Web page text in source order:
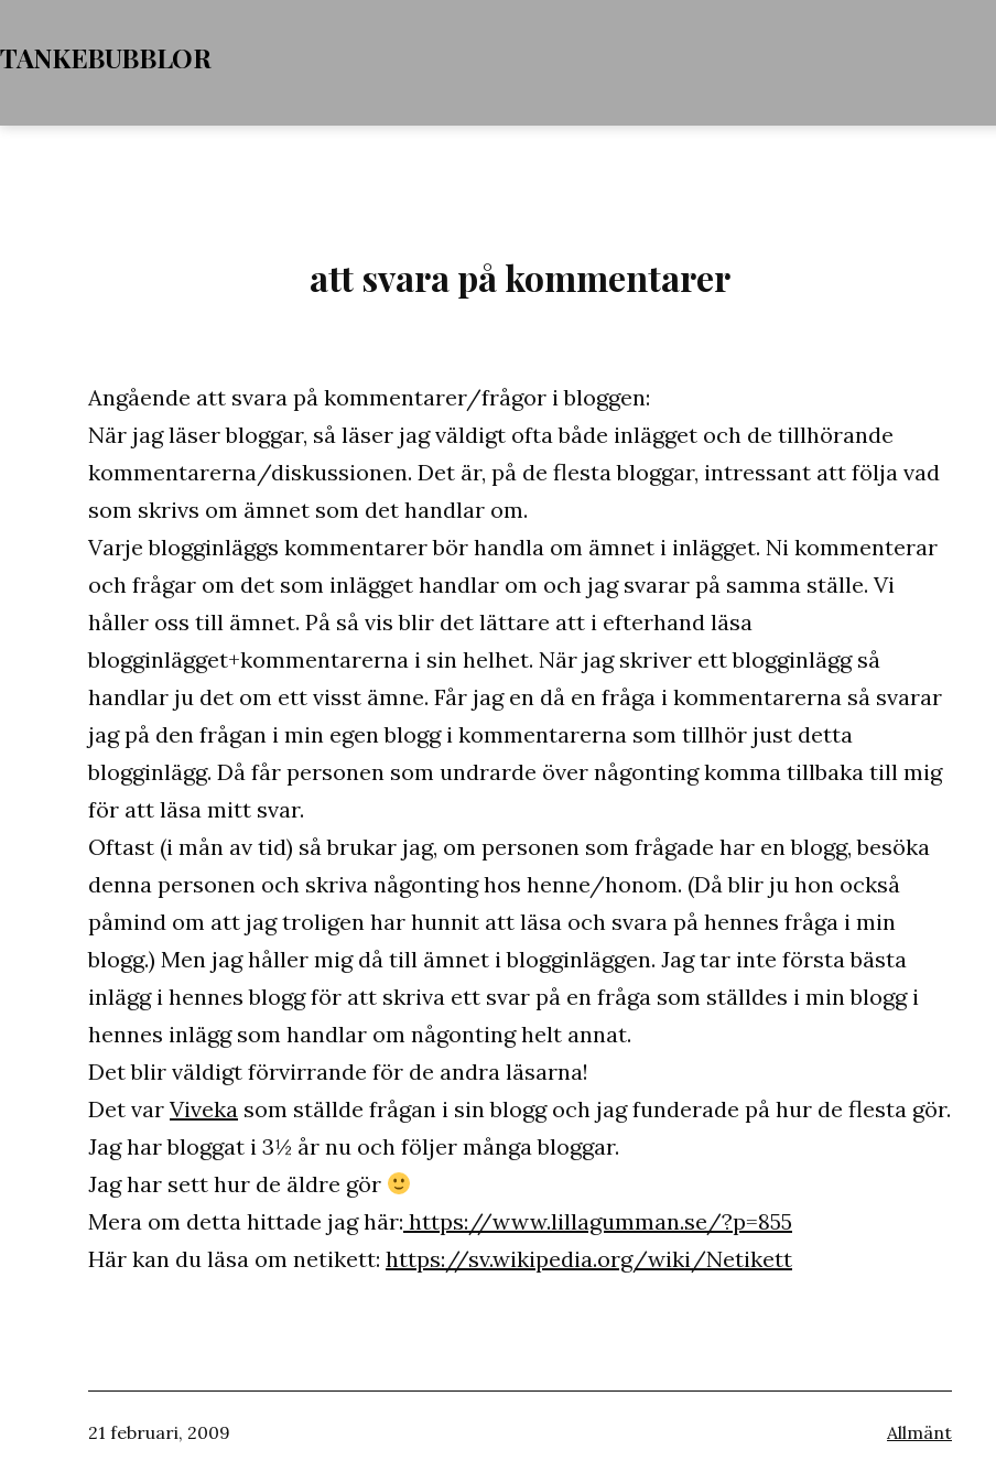
till
TANKEBUBBLOR
att svara på kommentarer
Angående att svara på kommentarer/frågor i bloggen:
När jag läser bloggar, så läser jag väldigt ofta både inlägget och de tillhörande
kommentarerna/diskussionen. Det är, på de flesta bloggar, intressant att följa vad
som skrivs om ämnet som det handlar om.
Varje blogginläggs kommentarer bör handla om ämnet i inlägget. Ni kommenterar
och frågar om det som inlägget handlar om och jag svarar på samma ställe. Vi
håller oss till ämnet. På så vis blir det lättare att i efterhand läsa
blogginlägget+kommentarerna i sin helhet. När jag skriver ett blogginlägg så
handlar ju det om ett visst ämne. Får jag en då en fråga i kommentarerna så svarar
jag på den frågan i min egen blogg i kommentarerna som tillhör just detta
blogginlägg. Då får personen som undrarde över någonting komma tillbaka till mig
för att läsa mitt svar.
Oftast (i mån av tid) så brukar jag, om personen som frågade har en blogg, besöka
denna personen och skriva någonting hos henne/honom. (Då blir ju hon också
påmind om att jag troligen har hunnit att läsa och svara på hennes fråga i min
blogg.) Men jag håller mig då till ämnet i blogginläggen. Jag tar inte första bästa
inlägg i hennes blogg för att skriva ett svar på en fråga som ställdes i min blogg i
hennes inlägg som handlar om någonting helt annat.
Det blir väldigt förvirrande för de andra läsarna!
Det var Viveka som ställde frågan i sin blogg och jag funderade på hur de flesta gör.
Jag har bloggat i 3½ år nu och följer många bloggar.
Jag har sett hur de äldre gör
Mera om detta hittade jag här: https://www.lillagumman.se/?p=855
Här kan du läsa om netikett: https://sv.wikipedia.org/wiki/Netikett
Publicerat
21 februari, 2009
Kategoriserat
Allmänt